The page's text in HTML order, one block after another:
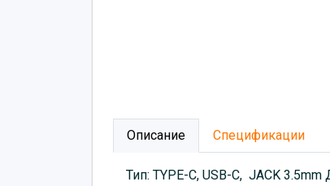
Описание Спецификации
Тип: TYPE-C, USB-C, JACK